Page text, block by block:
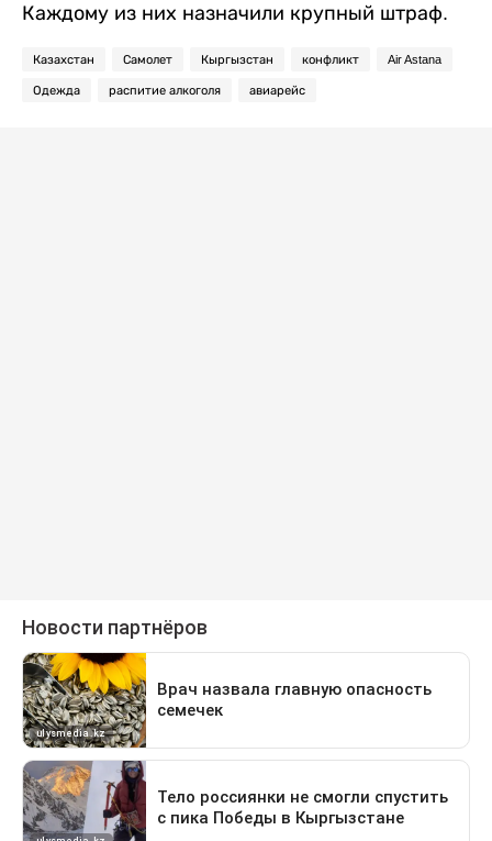
Каждому из них назначили крупный штраф.
Казахстан Самолет Кыргызстан конфликт Air Astana
Одежда распитие алкоголя авиарейс